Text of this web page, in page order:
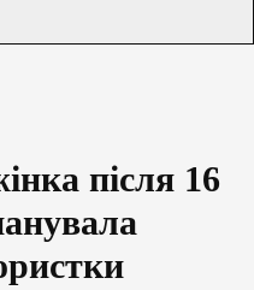
після 16